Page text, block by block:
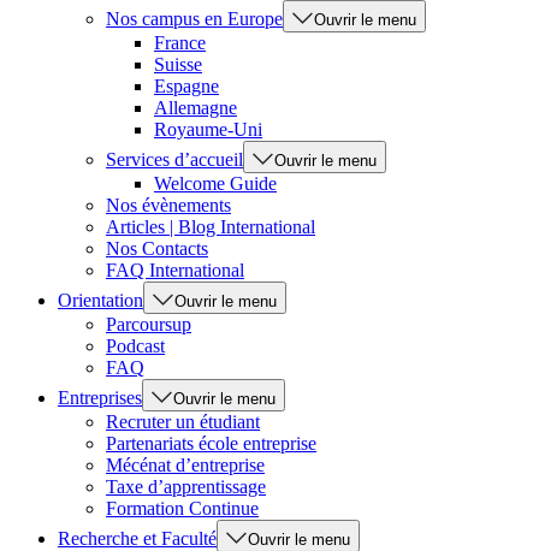
Nos campus en Europe
Ouvrir le menu
France
Suisse
Espagne
Allemagne
Royaume-Uni
Services d’accueil
Ouvrir le menu
Welcome Guide
Nos évènements
Articles | Blog International
Nos Contacts
FAQ International
Orientation
Ouvrir le menu
Parcoursup
Podcast
FAQ
Entreprises
Ouvrir le menu
Recruter un étudiant
Partenariats école entreprise
Mécénat d’entreprise
Taxe d’apprentissage
Formation Continue
Recherche et Faculté
Ouvrir le menu